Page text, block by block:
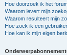
Hoe doorzoek ik het
Waarom levert mijn
Waarom resulteert mijn
Hoe zoek ik een
Hoe kan ik mijn eigen